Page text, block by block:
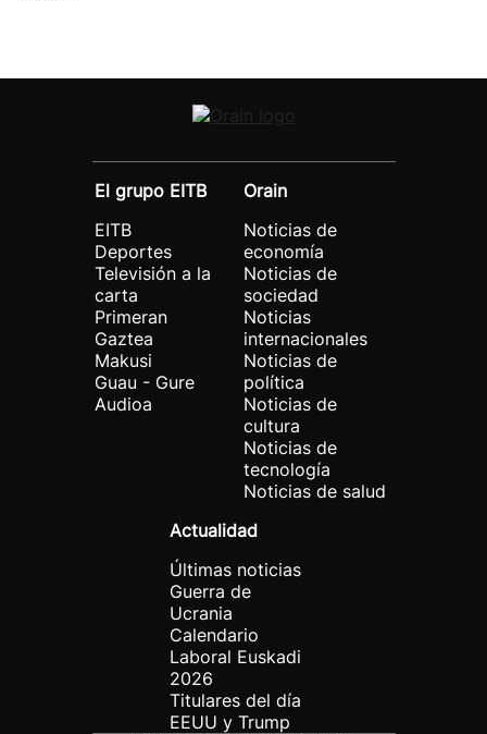
El grupo EITB
EITB
Deportes
Televisión a la
carta
Primeran
Gaztea
Makusi
Guau - Gure
Audioa
Orain
Noticias de
economía
Noticias de
sociedad
Noticias
internacionales
Noticias de
política
Noticias de
cultura
Noticias de
tecnología
Noticias de salud
Actualidad
Últimas noticias
Guerra de
Ucrania
Calendario
Laboral Euskadi
2026
Titulares del día
EEUU y Trump